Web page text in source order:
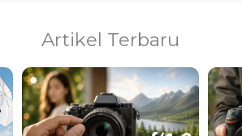
Artikel Terbaru